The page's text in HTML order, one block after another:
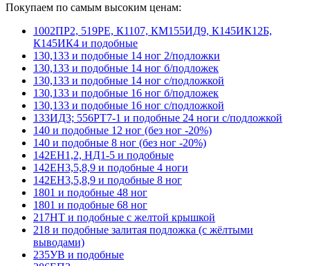
Покупаем по самым высоким ценам:
1002ПР2, 519РЕ, К1107, КМ155ИД9, К145ИК12Б,
К145ИК4 и подобные
130,133 и подобные 14 ног 2/подложки
130,133 и подобные 14 ног б/подложек
130,133 и подобные 14 ног с/подложкой
130,133 и подобные 16 ног б/подложек
130,133 и подобные 16 ног с/подложкой
133ИД3; 556РТ7-1 и подобные 24 ноги с/подложкой
140 и подобные 12 ног (без ног -20%)
140 и подобные 8 ног (без ног -20%)
142ЕН1,2, НД1-5 и подобные
142ЕН3,5,8,9 и подобные 4 ноги
142ЕН3,5,8,9 и подобные 8 ног
1801 и подобные 48 ног
1801 и подобные 68 ног
217НТ и подобные с желтой крышкой
218 и подобные залитая подложка (с жёлтыми
выводами)
235УВ и подобные